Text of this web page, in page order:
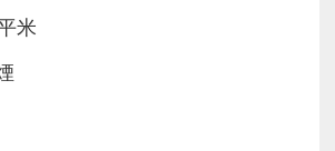
「京都市役所前駅」1番出口より
」徒歩3分
米